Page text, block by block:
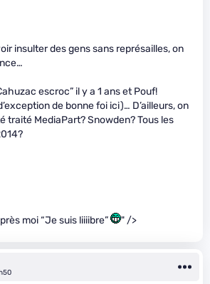
insulter des gens sans représailles, on
escroc” il y a 1 ans et Pouf!
de bonne foi ici)… D’ailleurs, on
traité MediaPart? Snowden? Tous les
moi “Je suis liiiibre” " />